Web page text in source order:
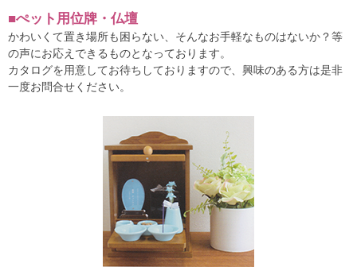
■ぺット用位牌・仏壇
かわいくて置き場所も困らない、そんなお手軽なものはないか？等
の声にお応えできるものとなっております。
カタログを用意してお待ちしておりますので、興味のある方は是非
一度お問合せください。